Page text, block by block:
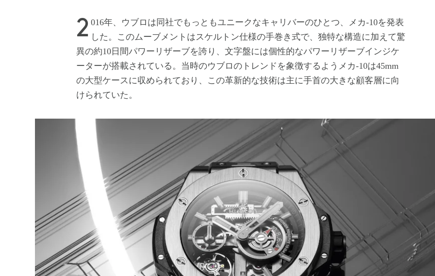
2016年、ウブロは同社でもっともユニークなキャリバーのひとつ、メカ-10を発表 した。このムーブメントはスケルトン仕様の手巻き式で、独特な構造に加えて驚
異の約10日間パワーリザーブを誇り、文字盤には個性的なパワーリザーブインジケ
ーターが搭載されている。当時のウブロのトレンドを象徴するようメカ-10は45mm
の大型ケースに収められており、この革新的な技術は主に手首の大きな顧客層に向
けられていた。